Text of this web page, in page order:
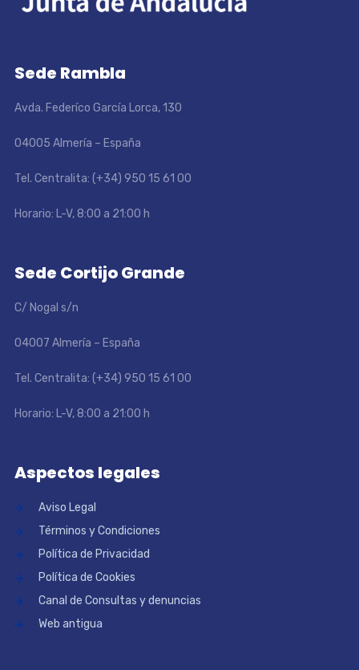
Sede Rambla
Avda. Federíco García Lorca, 130
04005 Almería – España
Tel. Centralita: (+34) 950 15 61 00
Horario: L-V, 8:00 a 21:00 h
Sede Cortijo Grande
C/ Nogal s/n
04007 Almería – España
Tel. Centralita: (+34) 950 15 61 00
Horario: L-V, 8:00 a 21:00 h
Aspectos legales
Aviso Legal
Términos y Condiciones
Política de Privacidad
Política de Cookies
Canal de Consultas y denuncias
Web antigua